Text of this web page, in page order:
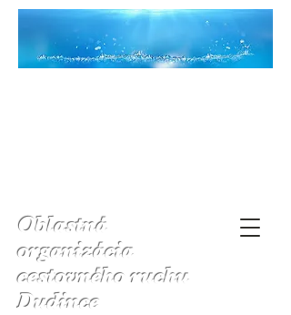
Oblastná
organizácia
cestovného ruchu
Dudince